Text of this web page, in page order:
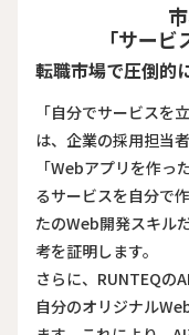
「サー
転職市場で圧倒的
「自分でサービスを
は、企業の採用担当
「Webアプリを作
るサービスを自分で
たのWeb開発スキル
考を証明します。
さらに、RUNTEQの
自分のオリジナル